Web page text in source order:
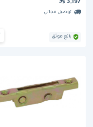
3,197
توصيل مجاني
بائع موثق